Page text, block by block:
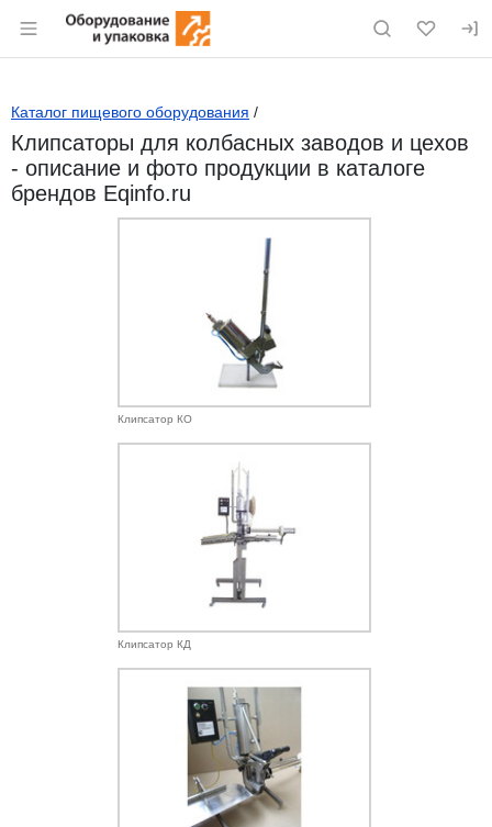
Раздел навигации по сайту eqinfo.ru
Каталог пищевого оборудования /
Клипсаторы для колбасных заводов и цехов
- описание и фото продукции в каталоге
брендов Eqinfo.ru
Клипсатор КО
Клипсатор КД